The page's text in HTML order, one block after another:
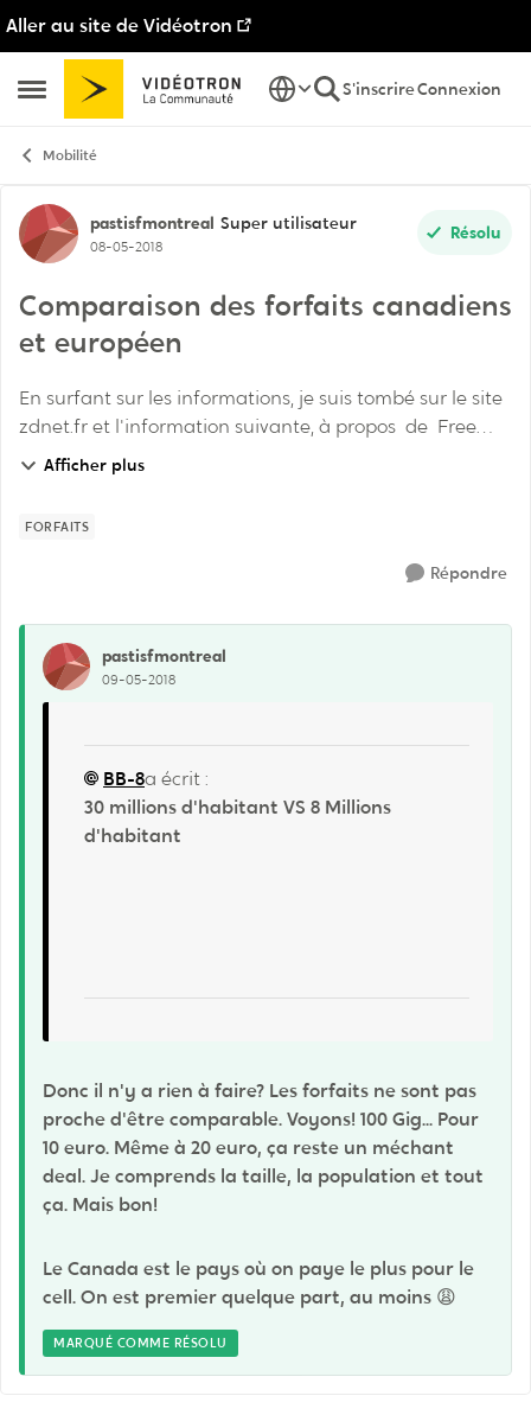
Aller au site de Vidéotron
Ouvrir Menu Latéral
Passer au contenu
S'inscrireConnexion
Mobilité
Discussion de forum
pastisfmontreal Super utilisateur
08-05-2018
Résolu
Comparaison des forfaits canadiens
et européen
En surfant sur les informations, je suis tombé sur le site
zdnet.fr et l'information suivante, à propos de Free
Mobile, une compagnie de cellulaire française. À quand
Afficher plus
FORFAITS
Répondre
pastisfmontreal
09-05-2018
BB-8a écrit :
30 millions d'habitant VS 8 Millions
d'habitant
Donc il n'y a rien à faire? Les forfaits ne sont pas
proche d'être comparable. Voyons! 100 Gig... Pour
10 euro. Même à 20 euro, ça reste un méchant
deal. Je comprends la taille, la population et tout
ça. Mais bon!
Le Canada est le pays où on paye le plus pour le
cell. On est premier quelque part, au moins 😩
MARQUÉ COMME RÉSOLU